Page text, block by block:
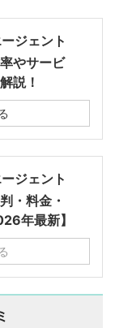
ジェント
やサービ
説！
ジェント
・料金・
年最新】